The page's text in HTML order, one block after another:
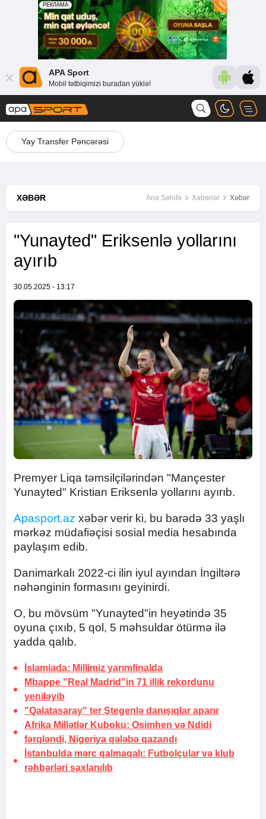
APA Sport
Mobil tətbiqimizi buradan yüklə!
Yay Transfer Pəncərəsi
XƏBƏR Ana Səhifə Xəbərlər Xəbər
"Yunayted" Eriksenlə yollarını
ayırıb
30.05.2025 - 13:17
Premyer Liqa təmsilçilərindən "Mançester
Yunayted" Kristian Eriksenlə yollarını ayırıb.
Apasport.az xəbər verir ki, bu barədə 33 yaşlı
mərkəz müdafiəçisi sosial media hesabında
paylaşım edib.
Danimarkalı 2022-ci ilin iyul ayından İngiltərə
nəhənginin formasını geyinirdi.
O, bu mövsüm "Yunayted"in heyətində 35
oyuna çıxıb, 5 qol, 5 məhsuldar ötürmə ilə
yadda qalıb.
İslamiada: Millimiz yarımfinalda
Mbappe "Real Madrid"in 71 illik rekordunu
yeniləyib
"Qalatasaray" ter Ştegenlə danışıqlar aparır
Afrika Millətlər Kuboku: Osimhen və Ndidi
fərqləndi, Nigeriya qələbə qazandı
İstanbulda mərc qalmaqalı: Futbolçular və klub
rəhbərləri saxlanılıb